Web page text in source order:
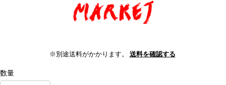
※別途送料がかかります。 送料を確認する
数量